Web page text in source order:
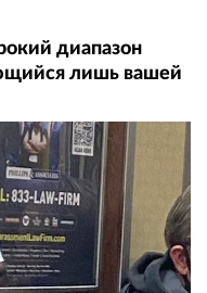
диапазон
лишь вашей